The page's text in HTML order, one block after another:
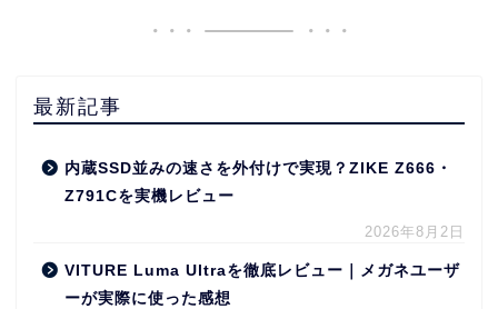
最新記事
内蔵SSD並みの速さを外付けで実現？ZIKE Z666・
Z791Cを実機レビュー
2026年8月2日
VITURE Luma Ultraを徹底レビュー｜メガネユーザ
ーが実際に使った感想